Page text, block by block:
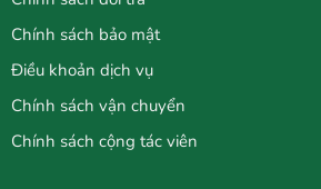
Chính sách bảo mật
Điều khoản dịch vụ
Chính sách vận chuyển
Chính sách cộng tác viên